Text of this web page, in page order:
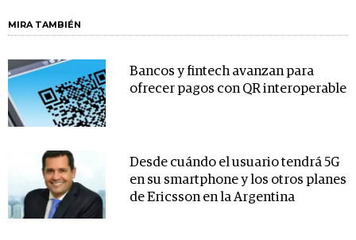
MIRA TAMBIÉN
Bancos y fintech avanzan para
ofrecer pagos con QR interoperable
Desde cuándo el usuario tendrá 5G
en su smartphone y los otros planes
de Ericsson en la Argentina